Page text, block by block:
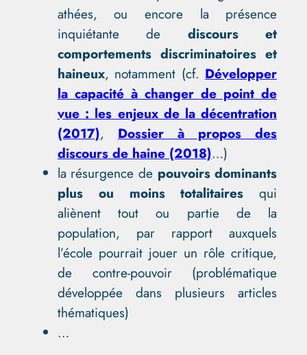
athées, ou encore la présence
inquiétante de discours et
comportements discriminatoires et
haineux, notamment (cf. Développer
la capacité à changer de point de
vue : les enjeux de la décentration
(2017), Dossier à propos des
discours de haine (2018)…)
la résurgence de pouvoirs dominants
plus ou moins totalitaires qui
aliènent tout ou partie de la
population, par rapport auxquels
l’école pourrait jouer un rôle critique,
de contre-pouvoir (problématique
développée dans plusieurs articles
thématiques)
…